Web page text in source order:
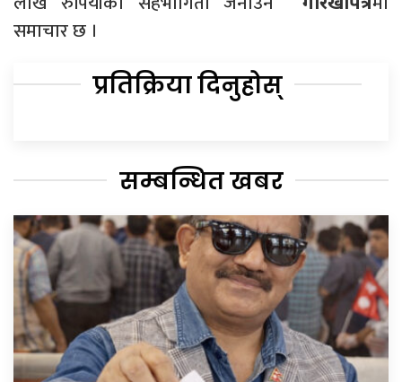
समाचार छ ।
प्रतिक्रिया दिनुहोस्
सम्बन्धित खबर